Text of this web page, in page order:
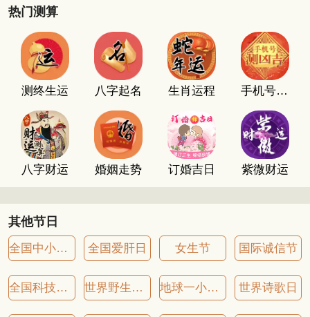
热门测算
测终生运 八字起名 生肖运程 手机号码测吉凶
八字财运 婚姻走势 订婚吉日 紫微财运
其他节日
全国中小学生安全教育日 全国爱肝日 女生节 国际诚信节
全国科技人才活动日 世界野生动植物日 地球一小时日 世界诗歌日